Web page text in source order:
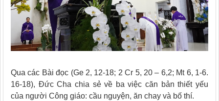
Qua các Bài đọc (Ge 2, 12-18; 2 Cr 5, 20 – 6,2; Mt 6, 1-6.
16-18), Đức Cha chia sẻ về ba việc căn bản thiết yếu
của người Công giáo: cầu nguyện, ăn chay và bố thí.